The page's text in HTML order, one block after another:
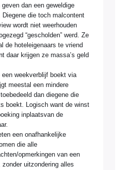
dan een geweldige
Diegene die toch malcontent
wordt niet weerhouden
“gescholden” werd. Ze
de hoteleigenaars te vriend
daar krijgen ze massa’s geld
een weekverblijf boekt via
meestal een mindere
dan diegene die
boekt. Logisch want de winst
inplaatsvan de
een onafhankelijke
die alle
opmerkingen van een
zonder uitzondering alles